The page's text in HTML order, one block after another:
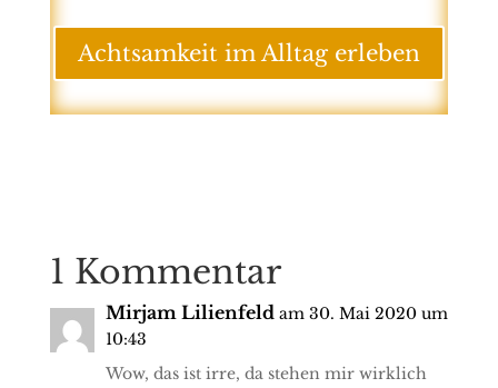
Achtsamkeit im Alltag erleben
1 Kommentar
Mirjam Lilienfeld am 30. Mai 2020 um
10:43
Wow, das ist irre, da stehen mir wirklich